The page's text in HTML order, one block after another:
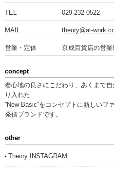
TEL 029-232-0522
MAIL theory@at-
営業・定休 京成百貨店の営
concept
着心地の良さにこだわり、あくまで
り入れた
”New Basic”をコンセプトに新しいフ
発信ブランドです。
other
Theory INSTAGRAM